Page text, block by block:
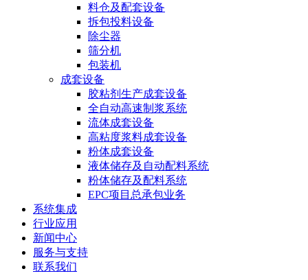
料仓及配套设备
拆包投料设备
除尘器
筛分机
包装机
成套设备
胶粘剂生产成套设备
全自动高速制浆系统
流体成套设备
高粘度浆料成套设备
粉体成套设备
液体储存及自动配料系统
粉体储存及配料系统
EPC项目总承包业务
系统集成
行业应用
新闻中心
服务与支持
联系我们